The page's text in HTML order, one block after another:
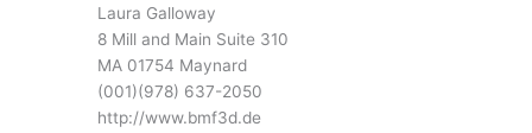
Laura Galloway
8 Mill and Main Suite 310
MA 01754 Maynard
(001)(978) 637-2050
http://www.bmf3d.de